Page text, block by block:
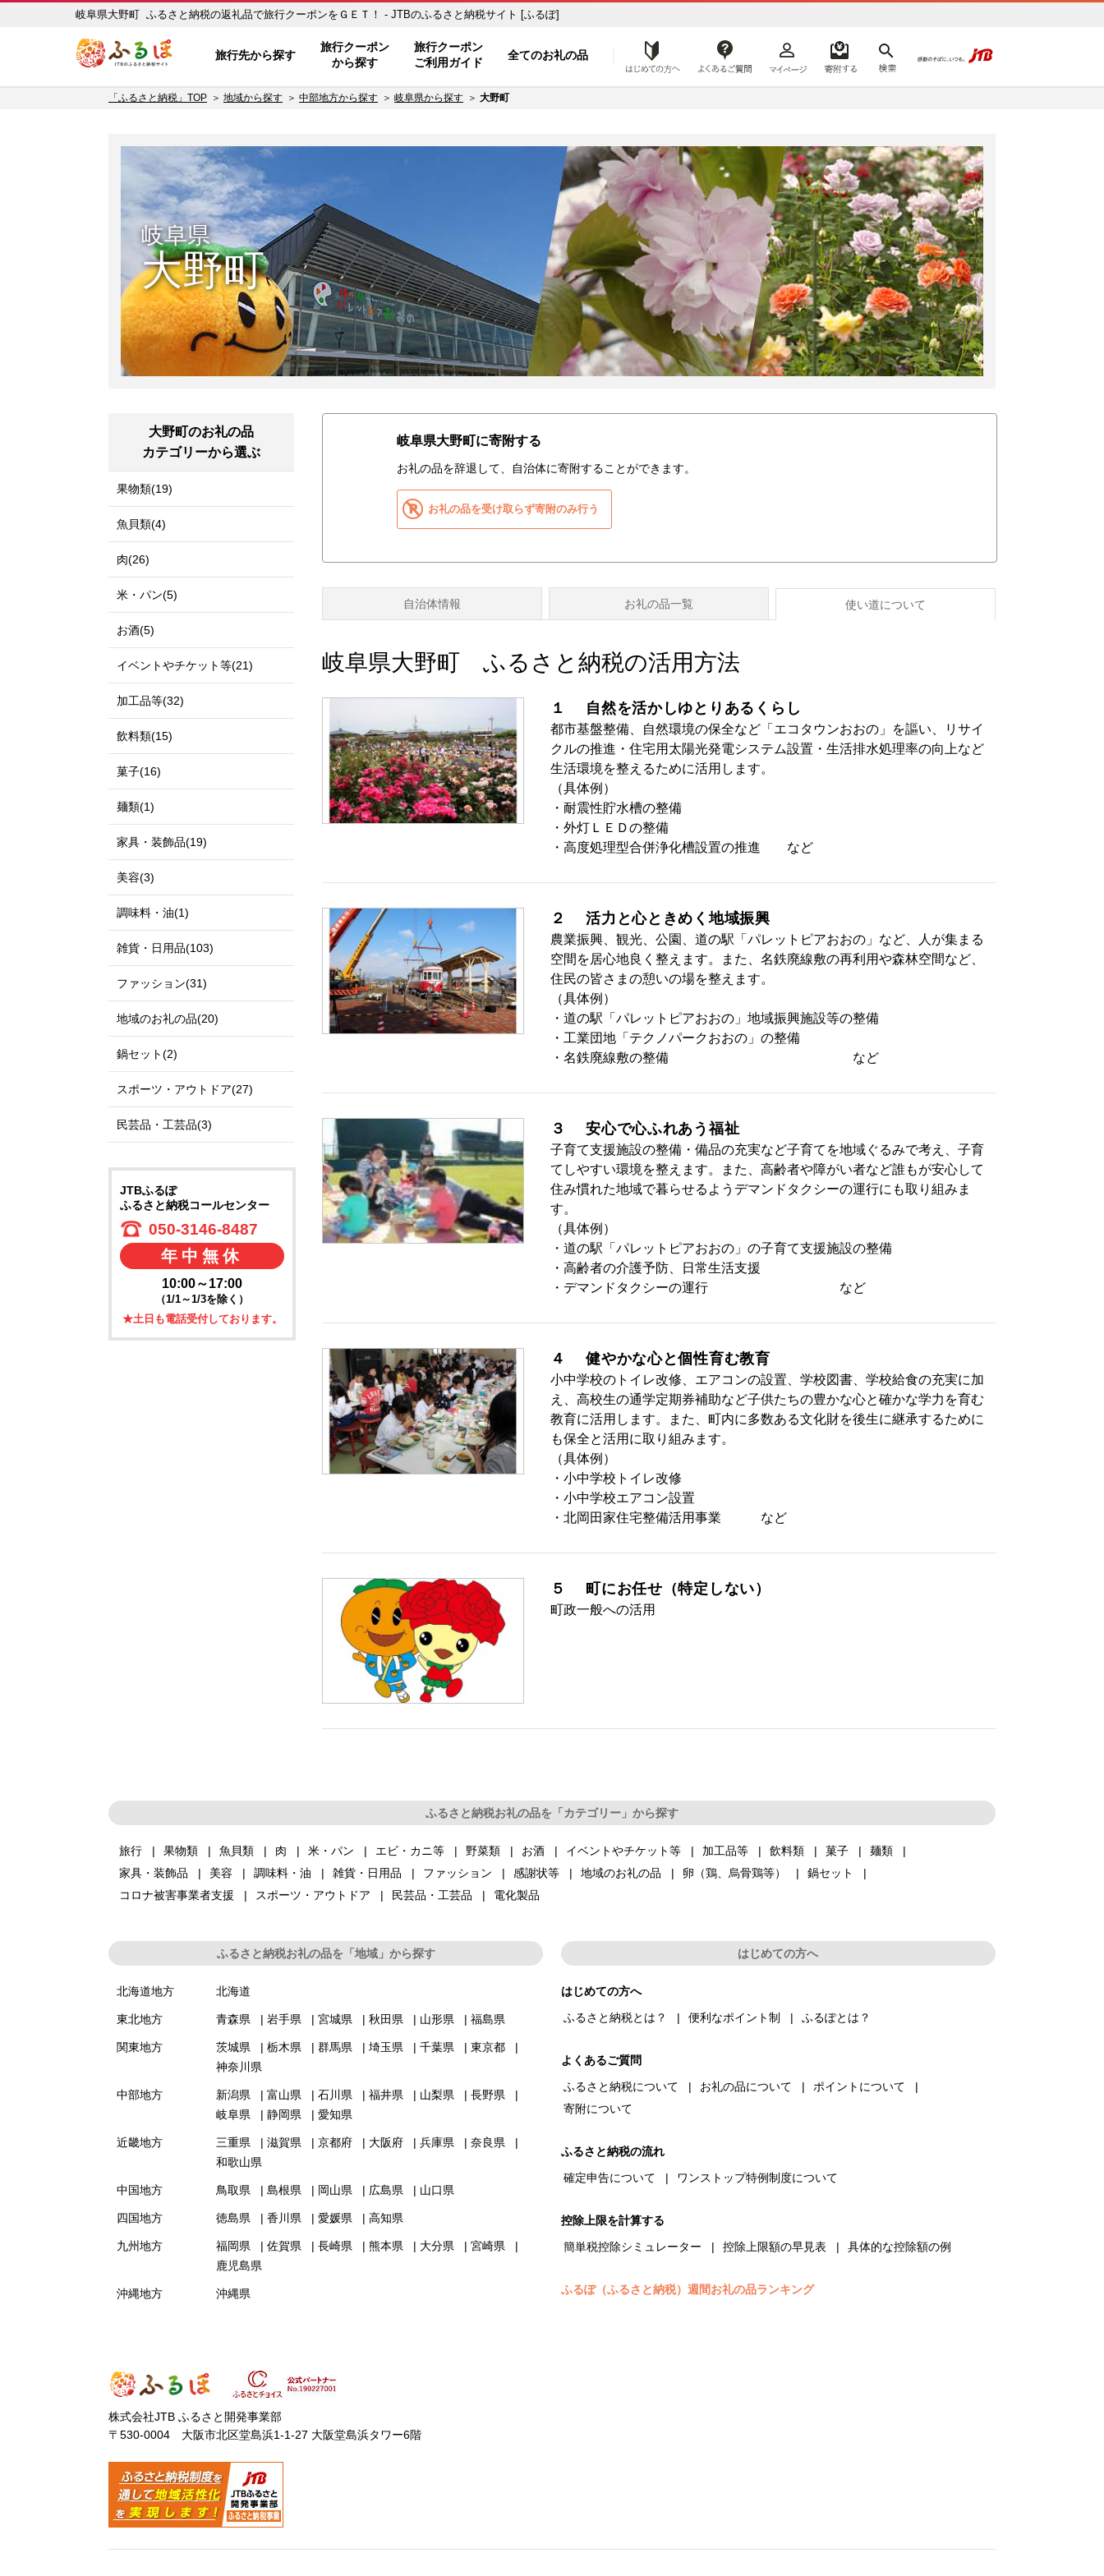
岐阜県大野町 ふるさと納税の返礼品で旅行クーポンをＧＥＴ！ - JTBのふるさと納税サイト [ふるぽ]
旅行先から探す
旅行クーポン
から探す
旅行クーポン
ご利用ガイド
全てのお礼の品 はじめての方へ
「ふるさと納税」TOP 地域から探す 中部地方から探す 岐阜県から探す 大野町
岐阜県
大野町
岐阜県大野町に寄附する
お礼の品を辞退して、自治体に寄附することができます。
お礼の品を受け取らず寄附のみ行う
自治体情報 お礼の品一覧 使い道について
岐阜県大野町 ふるさと納税の活用方法
１ 自然を活かしゆとりあるくらし
都市基盤整備、自然環境の保全など「エコタウンおおの」を謳い、リサイ
クルの推進・住宅用太陽光発電システム設置・生活排水処理率の向上など
生活環境を整えるために活用します。
（具体例）
・耐震性貯水槽の整備
・外灯ＬＥＤの整備
・高度処理型合併浄化槽設置の推進 など
２ 活力と心ときめく地域振興
農業振興、観光、公園、道の駅「パレットピアおおの」など、人が集まる
空間を居心地良く整えます。また、名鉄廃線敷の再利用や森林空間など、
住民の皆さまの憩いの場を整えます。
（具体例）
・道の駅「パレットピアおおの」地域振興施設等の整備
・工業団地「テクノパークおおの」の整備
・名鉄廃線敷の整備 など
３ 安心で心ふれあう福祉
子育て支援施設の整備・備品の充実など子育てを地域ぐるみで考え、子育
てしやすい環境を整えます。また、高齢者や障がい者など誰もが安心して
住み慣れた地域で暮らせるようデマンドタクシーの運行にも取り組みま
す。
（具体例）
・道の駅「パレットピアおおの」の子育て支援施設の整備
・高齢者の介護予防、日常生活支援
・デマンドタクシーの運行 など
４ 健やかな心と個性育む教育
小中学校のトイレ改修、エアコンの設置、学校図書、学校給食の充実に加
え、高校生の通学定期券補助など子供たちの豊かな心と確かな学力を育む
教育に活用します。また、町内に多数ある文化財を後生に継承するために
も保全と活用に取り組みます。
（具体例）
・小中学校トイレ改修
・小中学校エアコン設置
・北岡田家住宅整備活用事業 など
５ 町にお任せ（特定しない）
町政一般への活用
大野町のお礼の品
カテゴリーから選ぶ
果物類(19)
魚貝類(4)
肉(26)
米・パン(5)
お酒(5)
イベントやチケット等(21)
加工品等(32)
飲料類(15)
菓子(16)
麺類(1)
家具・装飾品(19)
美容(3)
調味料・油(1)
雑貨・日用品(103)
ファッション(31)
地域のお礼の品(20)
鍋セット(2)
スポーツ・アウトドア(27)
民芸品・工芸品(3)
JTBふるぽ
ふるさと納税コールセンター
050-3146-8487
年中無休
10:00～17:00
（1/1～1/3を除く）
★土日も電話受付しております。
ふるさと納税お礼の品を「カテゴリー」から探す
旅行 果物類 魚貝類 肉 米・パン エビ・カニ等 野菜類 お酒 イベントやチケット等 加工品等 飲料類 菓子
麺類
家具・装飾品
美容 調味料・油 雑貨・日用品 ファッション 感謝状等 地域のお礼の品 卵（鶏、烏骨鶏等）
鍋セット
コロナ被害事業者支援
スポーツ・アウトドア 民芸品・工芸品 電化製品
ふるさと納税お礼の品を「地域」から探す
北海道地方 北海道
東北地方 青森県 岩手県 宮城県 秋田県 山形県 福島県
関東地方 茨城県 栃木県 群馬県 埼玉県 千葉県
東京都
神奈川県
中部地方 新潟県 富山県 石川県 福井県 山梨県
長野県
岐阜県
静岡県 愛知県
近畿地方 三重県 滋賀県 京都府 大阪府 兵庫県
奈良県
和歌山県
中国地方 鳥取県 島根県 岡山県 広島県 山口県
四国地方 徳島県 香川県 愛媛県 高知県
九州地方 福岡県 佐賀県 長崎県 熊本県 大分県
宮崎県
鹿児島県
沖縄地方 沖縄県
はじめての方へ
はじめての方へ
ふるさと納税とは？
便利なポイント制 ふるぽとは？
よくあるご質問
ふるさと納税について
お礼の品について
ポイントについて
寄附について
ふるさと納税の流れ
確定申告について
ワンストップ特例制度について
控除上限を計算する
簡単税控除シミュレーター
控除上限額の早見表 具体的な控除額の例
ふるぽ（ふるさと納税）週間お礼の品ランキング
株式会社JTB ふるさと開発事業部
〒530-0004 大阪市北区堂島浜1-1-27 大阪堂島浜タワー6階